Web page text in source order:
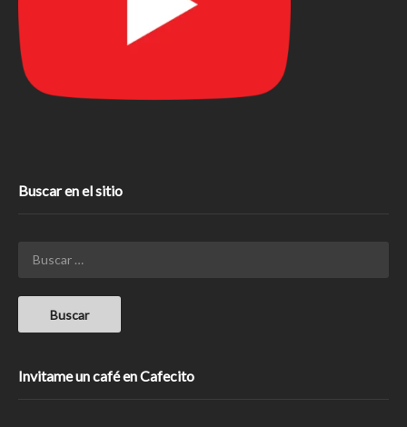
Buscar en el sitio
Invitame un café en Cafecito